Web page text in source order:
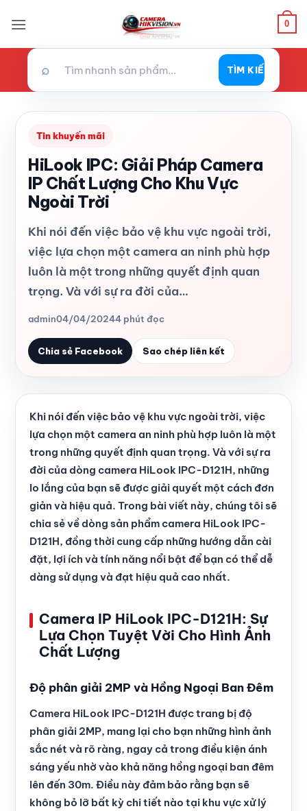
qua
0
⌕ TÌM KIẾM
Tin khuyến mãi
HiLook IPC: Giải Pháp Camera
IP Chất Lượng Cho Khu Vực
Ngoài Trời
Khi nói đến việc bảo vệ khu vực ngoài trời,
việc lựa chọn một camera an ninh phù hợp
luôn là một trong những quyết định quan
trọng. Và với sự ra đời của…
admin04/04/20244 phút đọc
Chia sẻ Facebook Sao chép liên kết
Khi nói đến việc bảo vệ khu vực ngoài trời, việc
lựa chọn một camera an ninh phù hợp luôn là một
trong những quyết định quan trọng. Và với sự ra
đời của dòng camera HiLook IPC-D121H, những
lo lắng của bạn sẽ được giải quyết một cách đơn
giản và hiệu quả. Trong bài viết này, chúng tôi sẽ
chia sẻ về dòng sản phẩm camera HiLook IPC-
D121H, đồng thời cung cấp những hướng dẫn cài
đặt, lợi ích và tính năng nổi bật để bạn có thể dễ
dàng sử dụng và đạt hiệu quả cao nhất.
Camera IP HiLook IPC-D121H: Sự
Lựa Chọn Tuyệt Vời Cho Hình Ảnh
Chất Lượng
Độ phân giải 2MP và Hồng Ngoại Ban Đêm
Camera HiLook IPC-D121H được trang bị độ
phân giải 2MP, mang lại cho bạn những hình ảnh
sắc nét và rõ ràng, ngay cả trong điều kiện ánh
sáng yếu nhờ vào khả năng hồng ngoại ban đêm
lên đến 30m. Điều này đảm bảo rằng bạn sẽ
không bỏ lỡ bất kỳ chi tiết nào tại khu vực xử lý